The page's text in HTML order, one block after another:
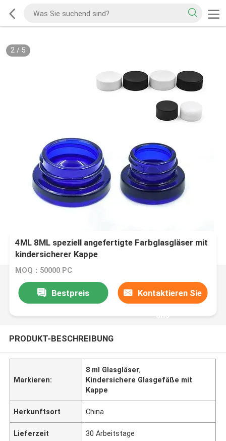
2/ 5
4ML 8ML speziell angefertigte Farbglasgläser mit
kindersicherer Kappe
MOQ：50000 PC
Bestpreis Kontaktieren Sie
uns
PRODUKT-BESCHREIBUNG
Markieren:
8 ml Glasgläser,
Kindersichere Glasgefäße mit
Kappe
Herkunftsort China
Lieferzeit 30 Arbeitstage